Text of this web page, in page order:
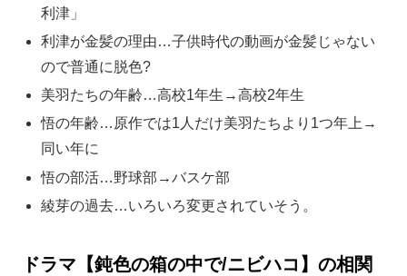
利津」
利津が金髪の理由…子供時代の動画が金髪じゃない
ので普通に脱色?
美羽たちの年齢…高校1年生→高校2年生
悟の年齢…原作では1人だけ美羽たちより1つ年上→
同い年に
悟の部活…野球部→バスケ部
綾芽の過去…いろいろ変更されていそう。
ドラマ【鈍色の箱の中で/ニビハコ】の相関